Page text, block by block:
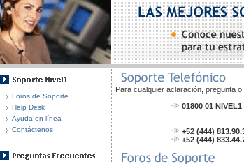
Foros de Soporte
Help Desk
Ayuda en línea
Contáctenos
Para cualquier aclaración, pregunta
01800 01 NIVEL1
+52 (444)
+52 (444)